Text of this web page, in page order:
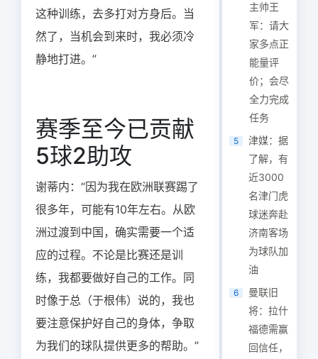
这种训练，去多打对方身后。当
然了，当机会到来时，我必须冷
静地打进。”
赛季至今已贡献
5球2助攻
谢蒂内：“因为我在欧洲联赛踢了
很多年，可能有10年左右。从欧
洲过渡到中国，确实需要一个适
应的过程。不论是比赛还是训
练，我都要做好自己的工作。同
时像于总（于根伟）说的，我也
要注意保护好自己的身体，争取
为我们的球队提供更多的帮助。”
主帅王
军：请大
家多点正
能量评
价；会尽
全力完成
任务
5
津媒：据
了解，有
近3000
名津门虎
球迷奔赴
济南客场
为球队加
油
6
曼联旧
将：拉什
福德需赢
回信任，